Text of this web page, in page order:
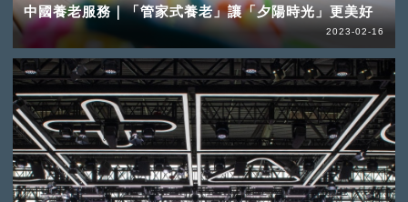
中國養老服務｜「管家式養老」讓「夕陽時光」更美好
2023-02-16